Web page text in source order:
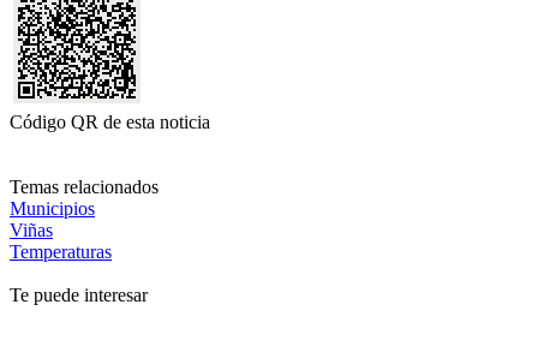
Código QR de esta noticia
Temas relacionados
Municipios
Viñas
Temperaturas
Te puede interesar